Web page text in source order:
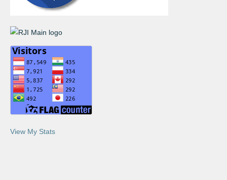
View My Stats